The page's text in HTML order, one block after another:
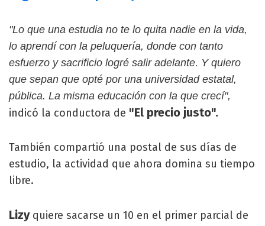
"Lo que una estudia no te lo quita nadie en la vida,
lo aprendí con la peluquería, donde con tanto
esfuerzo y sacrificio logré salir adelante. Y quiero
que sepan que opté por una universidad estatal,
pública. La misma educación con la que crecí",
indicó la conductora de "El precio justo".
También compartió una postal de sus días de
estudio, la actividad que ahora domina su tiempo
libre.
Lizy quiere sacarse un 10 en el primer parcial de